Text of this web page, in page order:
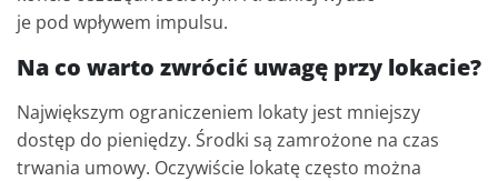
je pod wpływem impulsu.
Na co warto zwrócić uwagę przy lokacie?
Największym ograniczeniem lokaty jest mniejszy
dostęp do pieniędzy. Środki są zamrożone na czas
trwania umowy. Oczywiście lokatę często można